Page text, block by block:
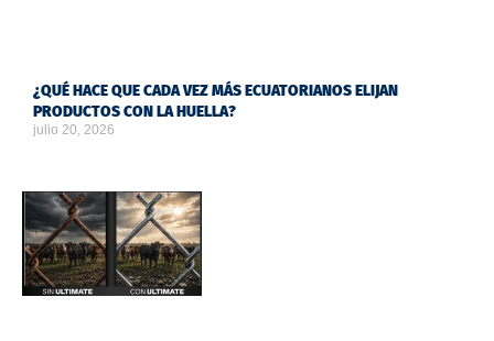
¿QUÉ HACE QUE CADA VEZ MÁS ECUATORIANOS ELIJAN
PRODUCTOS CON LA HUELLA?
julio 20, 2026